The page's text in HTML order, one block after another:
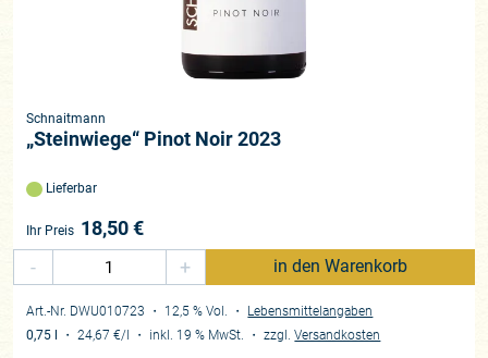
Schnaitmann
„Steinwiege“ Pinot Noir 2023
Lieferbar
Ihr Preis 18,50€
-
+ in den Warenkorb
Art.-Nr. DWU010723 ・ 12,5 % Vol. ・ Lebensmittelangaben
0,75 l
・24,67 €/l ・ inkl. 19 % MwSt. ・zzgl.Versandkosten